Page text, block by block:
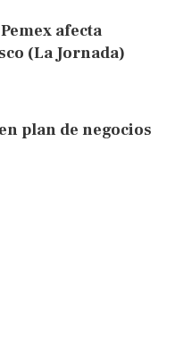
afecta
(La Jornada)
plan de negocios